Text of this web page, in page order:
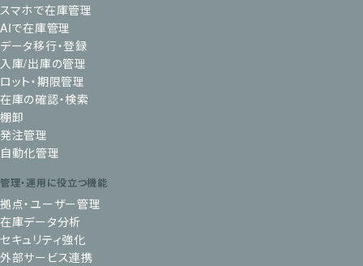
スマホで在庫管理
AIで在庫管理
データ移行・登録
入庫/出庫の管理
ロット・期限管理
在庫の確認・検索
棚卸
発注管理
自動化管理
管理・運用に役立つ機能
拠点・ユーザー管理
在庫データ分析
セキュリティ強化
外部サービス連携